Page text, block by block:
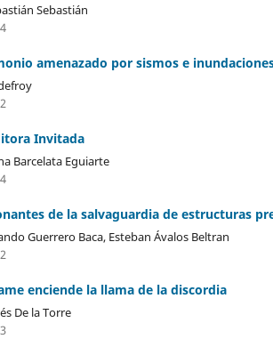
Sebastián
amenazado por sismos e
Invitada
Barcelata Eguiarte
de la salvaguardia de estructuras
Guerrero Baca, Esteban Ávalos Beltran
enciende la llama de la discordia
De la Torre